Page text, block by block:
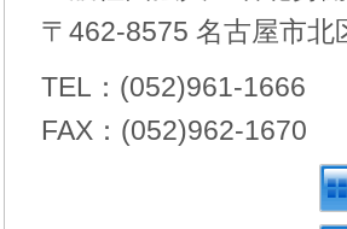
〒462-8575 名古屋市北
TEL：(052)961-1666
FAX：(052)962-1670